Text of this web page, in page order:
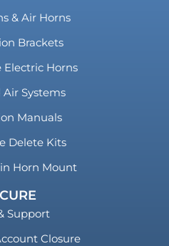
& Air Horns
Brackets
Electric Horns
Systems
Manuals
Delete Kits
Horn Mount
Support
Closure